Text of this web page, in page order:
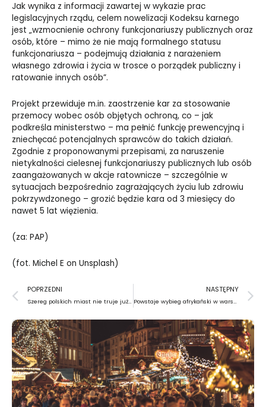
Jak wynika z informacji zawartej w wykazie prac
legislacyjnych rządu, celem nowelizacji Kodeksu karnego
jest „wzmocnienie ochrony funkcjonariuszy publicznych oraz
osób, które – mimo że nie mają formalnego statusu
funkcjonariusza – podejmują działania z narażeniem
własnego zdrowia i życia w trosce o porządek publiczny i
ratowanie innych osób”.
Projekt przewiduje m.in. zaostrzenie kar za stosowanie
przemocy wobec osób objętych ochroną, co – jak
podkreśla ministerstwo – ma pełnić funkcję prewencyjną i
zniechęcać potencjalnych sprawców do takich działań.
Zgodnie z proponowanymi przepisami, za naruszenie
nietykalności cielesnej funkcjonariuszy publicznych lub osób
zaangażowanych w akcje ratownicze – szczególnie w
sytuacjach bezpośrednio zagrażających życiu lub zdrowiu
pokrzywdzonego – grozić będzie kara od 3 miesięcy do
nawet 5 lat więzienia.
(za: PAP)
(fot. Michel E on Unsplash)
Prev
POPRZEDNI
Szereg polskich miast nie truje już Bałtyku
NASTĘPNY
Powstaje wybieg afrykański w warszawskim zoo